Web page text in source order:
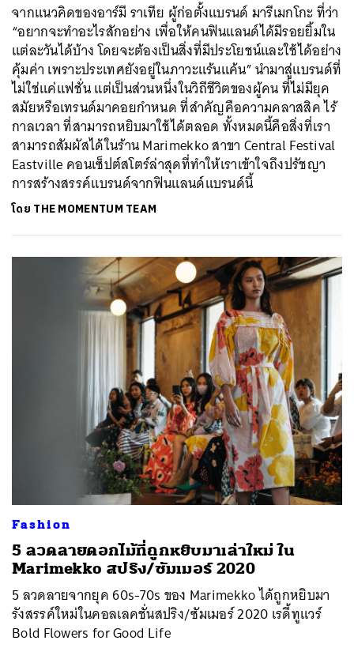
จากแนวคิดของอาร์มี ราเทีย ผู้ก่อตั้งแบรนด์ มารีเมกโกะ ที่ว่า
“อยากจะทำอะไรสักอย่าง เพื่อให้คนฟินแลนด์ได้มีรอยยิ้มใน
แต่ละวันได้บ้าง โดยจะต้องเป็นสิ่งที่มีประโยชน์และใช้ได้อย่าง
คุ้มค่า เพราะประเทศยังอยู่ในภาวะแร้นแค้น” นำมาสู่แบรนด์ที่
ไม่ใช่แค่แฟชั่น แต่เป็นส่วนหนึ่งในวิถีชีวิตของผู้คน ที่ไม่มียุค
สมัยหรือเทรนด์มาคอยกำหนด ที่สำคัญคือความคลาสสิค ไร้
กาลเวลา ที่สามารถหยิบมาใช้ได้ตลอด ทั้งหมดนี้คือสิ่งที่เรา
สามารถสัมผัสได้ในร้าน Marimekko สาขา Central Festival
Eastville คอนเซ็ปต์สโตร์ล่าสุดที่ทำให้เราเข้าใจถึงปรัชญา
การสร้างสรรค์แบรนด์จากฟินแลนด์แบรนด์นี้
โดย THE MOMENTUM TEAM
Fashion
5 ลวดลายดอกไม้ที่ถูกหยิบมาเล่าใหม่ ใน
Marimekko สปริง/ซัมเมอร์ 2020
5 ลวดลายจากยุค 60s-70s ของ Marimekko ได้ถูกหยิบมา
รังสรรค์ใหม่ในคอลเลคชั่นสปริง/ซัมเมอร์ 2020 เรดี้ทูแวร์
Bold Flowers for Good Life
SHARE TWEET LINE EMAIL